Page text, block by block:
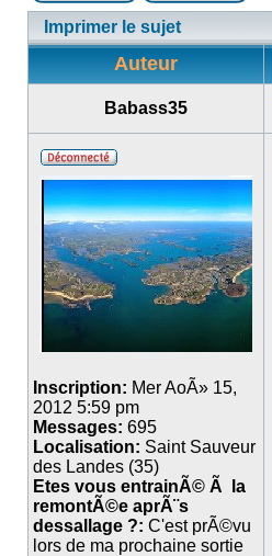
Imprimer le sujet
Auteur
Babass35
Inscription: Mer AoÃ» 15,
2012 5:59 pm
Messages: 695
Localisation: Saint Sauveur
des Landes (35)
Etes vous entrainÃ© Ã la
remontÃ©e aprÃ¨s
dessallage ?: C'est prÃ©vu
lors de ma prochaine sortie